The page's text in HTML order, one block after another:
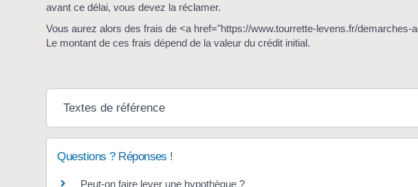
avant ce délai, vous devez la réclamer.
Vous aurez alors des frais de <a href="https://www.tourrette-levens.fr/
Le montant de ces frais dépend de la valeur du crédit initial.
Textes de référence
Questions ? Réponses !
Peut-on faire lever une hypothèque ?